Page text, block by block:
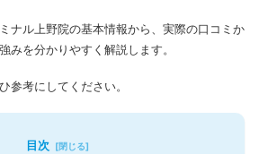
ナル上野院の基本情報から、実際の口コミか
みを分かりやすく解説します。
参考にしてください。
目次